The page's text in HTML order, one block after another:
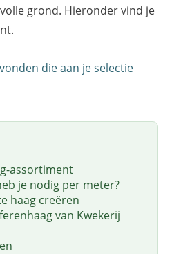
grond. Hieronder vind je
die aan je selectie
assortiment
je nodig per meter?
haag creëren
van Kwekerij